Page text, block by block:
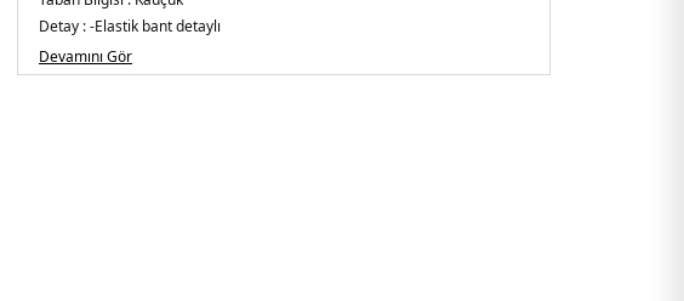
Detay :-Elastik bant detaylı
Üretim Yeri :Çin
5DY2JA16033G0MJN410A.389
Devamını Gör